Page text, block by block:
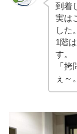
到着
実は
した。
1階
す。
「
ぇ～。